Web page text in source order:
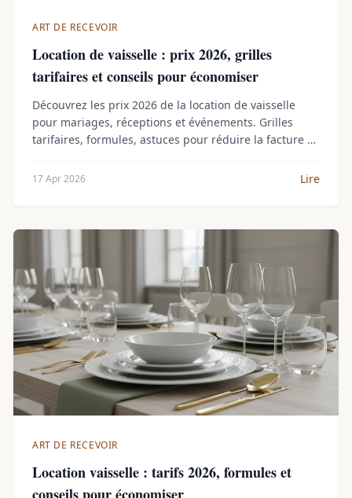
ART DE RECEVOIR
Location de vaisselle : prix 2026, grilles
tarifaires et conseils pour économiser
Découvrez les prix 2026 de la location de vaisselle
pour mariages, réceptions et événements. Grilles
tarifaires, formules, astuces pour réduire la facture et
17 Apr 2026 Lire
ART DE RECEVOIR
Location vaisselle : tarifs 2026, formules et
conseils pour économiser